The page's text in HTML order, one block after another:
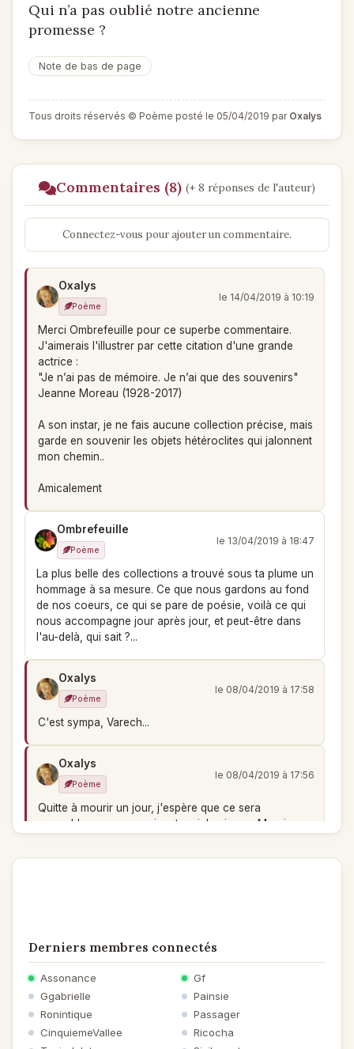
Qui n’a pas oublié notre ancienne
promesse ?
Note de bas de page
Tous droits réservés © Poème posté le 05/04/2019 par Oxalys
Commentaires (8) (+ 8 réponses de l'auteur)
Connectez-vous pour ajouter un commentaire.
Oxalys
Poème
le 14/04/2019 à 10:19
Merci Ombrefeuille pour ce superbe commentaire.
J'aimerais l'illustrer par cette citation d'une grande
actrice :
"Je n’ai pas de mémoire. Je n’ai que des souvenirs"
Jeanne Moreau (1928-2017)
A son instar, je ne fais aucune collection précise, mais
garde en souvenir les objets hétéroclites qui jalonnent
mon chemin..
Amicalement
Ombrefeuille
Poème
le 13/04/2019 à 18:47
La plus belle des collections a trouvé sous ta plume un
hommage à sa mesure. Ce que nous gardons au fond
de nos coeurs, ce qui se pare de poésie, voilà ce qui
nous accompagne jour après jour, et peut-être dans
l'au-delà, qui sait ?...
Oxalys
Poème
le 08/04/2019 à 17:58
C'est sympa, Varech...
Oxalys
Poème
le 08/04/2019 à 17:56
Quitte à mourir un jour, j'espère que ce sera
ensemble, mes souvenirs et moi, Lucienne. Merci pour
Arcane
Poème
Ne versons aucun pleurs
Derniers membres connectés
Assonance
Gf
Ggabrielle
Painsie
Ronintique
Passager
CinquiemeVallee
Ricocha